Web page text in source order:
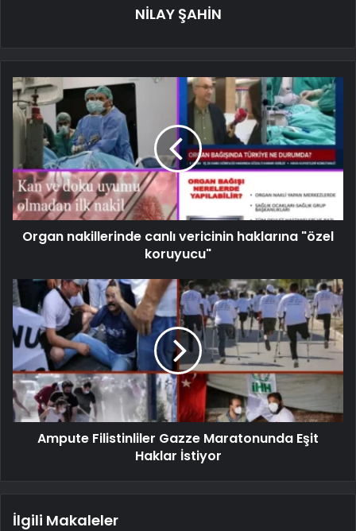
NİLAY ŞAHİN
Organ nakillerinde canlı vericinin haklarına "özel
koruyucu"
Ampute Filistinliler Gazze Maratonunda Eşit
Haklar İstiyor
İlgili Makaleler